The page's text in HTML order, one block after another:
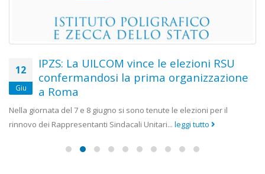
12
Giu
IPZS: La UILCOM vince le elezioni RSU
confermandosi la prima organizzazione
a Roma
Nella giornata del 7 e 8 giugno si sono tenute le elezioni per il
rinnovo dei Rappresentanti Sindacali Unitari... leggi tutto